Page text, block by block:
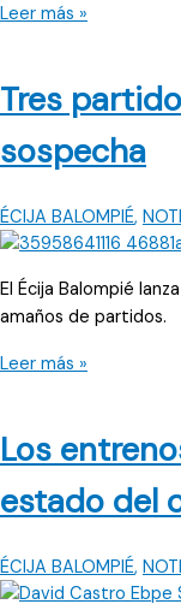
La
Arroyo
a
Leer más »
Tres
sospecha
ÉCIJA BALOMPIÉ,
El Écija Balompié
amaños de partidos.
Tres
Écija
bajo
Leer más »
Los
estado del
ÉCIJA BALOMPIÉ,